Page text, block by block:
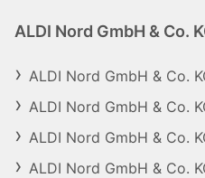
ALDI Nord GmbH & Co.
ALDI Nord GmbH & Co.
ALDI Nord GmbH & Co.
ALDI Nord GmbH & Co.
ALDI Nord GmbH & Co.